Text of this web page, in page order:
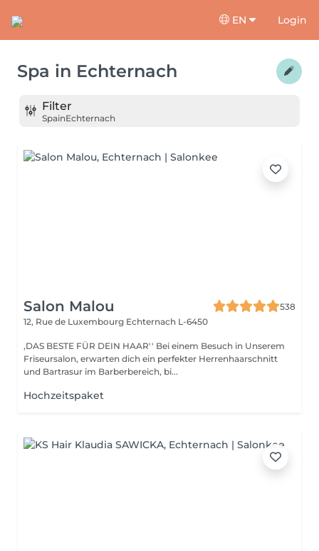
EN Login
Spa in Echternach
Filter
SpainEchternach
Salon Malou
538
12, Rue de Luxembourg Echternach L-6450
,DAS BESTE FÜR DEIN HAAR'' Bei einem Besuch in Unserem
Friseursalon, erwarten dich ein perfekter Herrenhaarschnitt
und Bartrasur im Barberbereich, bi...
Hochzeitspaket